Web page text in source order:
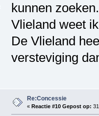
kunnen
Vlieland weet
De Vlieland
versteviging
Re:Concessie
« Reactie #10 Gepost op: